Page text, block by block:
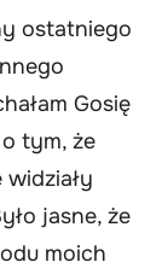
ostatniego
Gosię
tym, że
jasne, że
moich